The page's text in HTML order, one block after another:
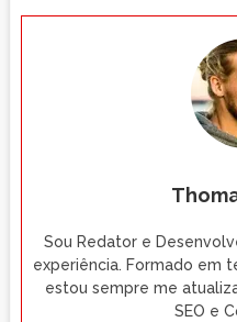
Sou Redator e
experiência. Formado em
estou sempre me
SEO e